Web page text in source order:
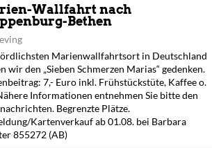
Wallfahrt nach
Bethen
Marienwallfahrtsort in Deutschland
wir den „Sieben Schmerzen Marias“ gedenken.
7,- Euro inkl. Frühstückstüte, Kaffee o.
Informationen entnehmen Sie bitte den
Begrenzte Plätze.
Kartenverkauf ab 01.08. bei Barbara
855272 (AB)